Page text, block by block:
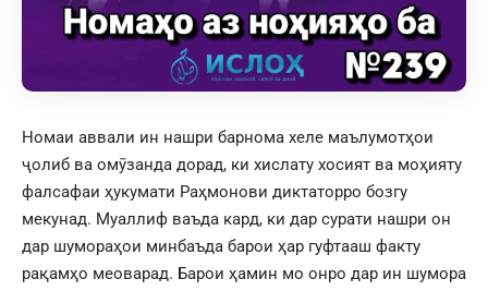
Номаи аввали ин нашри барнома хеле маълумотҳои
ҷолиб ва омӯзанда дорад, ки хислату хосият ва моҳияту
фалсафаи ҳукумати Раҳмонови диктаторро бозгу
мекунад. Муаллиф ваъда кард, ки дар сурати нашри он
дар шумораҳои минбаъда барои ҳар гуфтааш факту
рақамҳо меоварад. Барои ҳамин мо онро дар ин шумора